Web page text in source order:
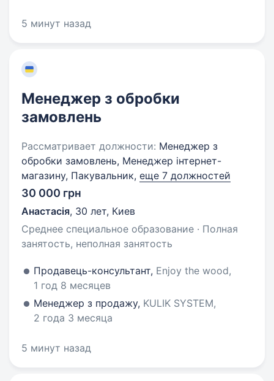
5 минут назад
Менеджер з обробки
замовлень
Рассматривает должности: Менеджер з
обробки замовлень, Менеджер інтернет-
магазину, Пакувальник, еще 7 должностей
30 000 грн
Анастасія, 30 лет, Киев
Среднее специальное образование · Полная
занятость, неполная занятость
Продавець-консультант, Enjoy the wood,
1 год 8 месяцев
Менеджер з продажу, KULIK SYSTEM,
2 года 3 месяца
5 минут назад